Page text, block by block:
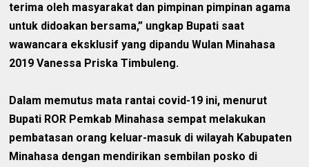
terima oleh masyarakat dan pimpinan pimpinan agama
untuk didoakan bersama,” ungkap Bupati saat
wawancara eksklusif yang dipandu Wulan Minahasa
2019 Vanessa Priska Timbuleng.
Dalam memutus mata rantai covid-19 ini, menurut
Bupati ROR Pemkab Minahasa sempat melakukan
pembatasan orang keluar-masuk di wilayah Kabupaten
Minahasa dengan mendirikan sembilan posko di